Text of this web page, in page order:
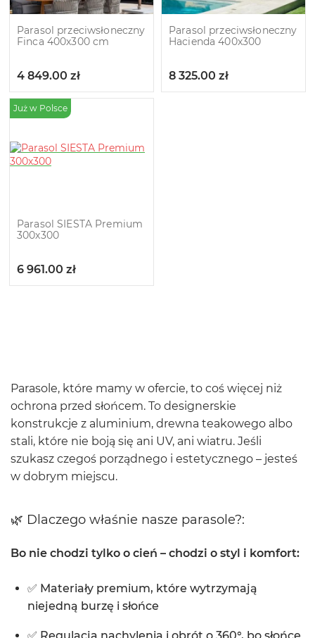
Parasol przeciwsłoneczny
Finca 400х300 cm
4 849.00 zł
Parasol przeciwsłoneczny
Hacienda 400х300
8 325.00 zł
Już w Polsce
Parasol SIESTA Premium
300х300
6 961.00 zł
Parasole, które mamy w ofercie, to coś więcej niż
ochrona przed słońcem. To designerskie
konstrukcje z aluminium, drewna teakowego albo
stali, które nie boją się ani UV, ani wiatru. Jeśli
szukasz czegoś porządnego i estetycznego – jesteś
w dobrym miejscu.
🌿 Dlaczego właśnie nasze parasole?:
Bo nie chodzi tylko o cień – chodzi o styl i komfort:
✅ Materiały premium, które wytrzymają
niejedną burzę i słońce